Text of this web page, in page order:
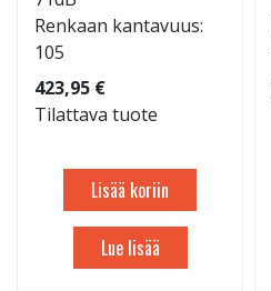
Renkaan kantavuus:
105
423,95 €
Tilattava tuote
Lisää koriin
Lue lisää